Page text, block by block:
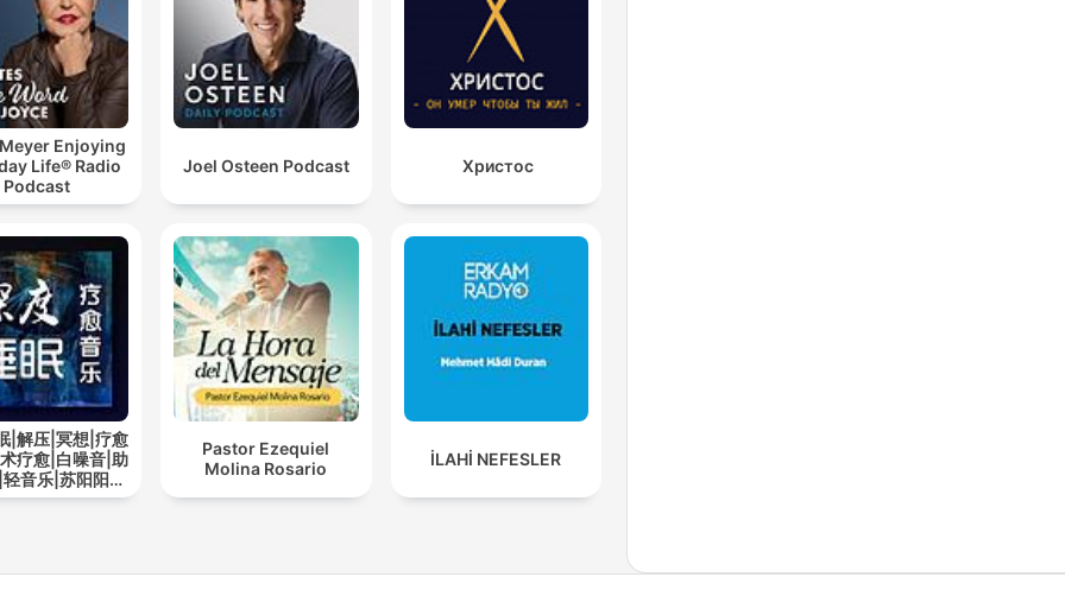
Enjoying
Life® Radio
Podcast
Joel Osteen Podcast Христос
|解压|冥想|疗愈
疗愈|白噪音|助
音乐|苏阳阳频
道
Pastor Ezequiel
Molina Rosario
İLAHİ NEFESLER